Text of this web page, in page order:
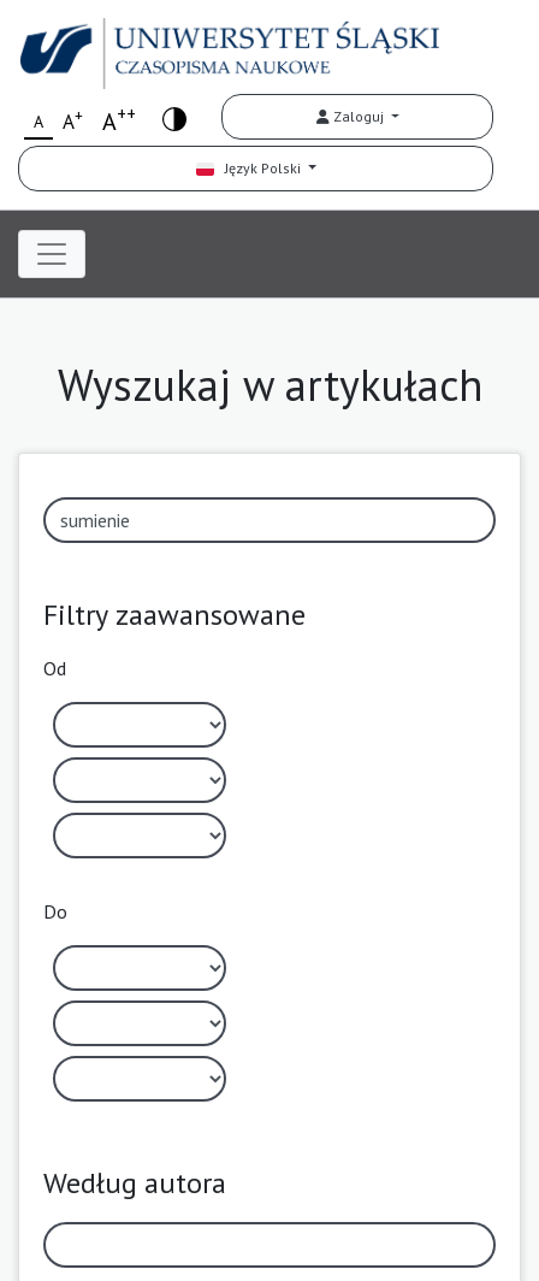
A A+ A++ Zaloguj
Język Polski
Wyszukaj w artykułach
Filtry zaawansowane
Od
Do
Według autora